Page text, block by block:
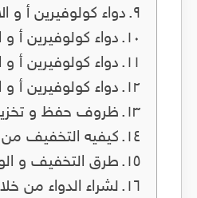
دواء كولوفيرين أ و
دواء كولوفيرين أ و
دواء كولوفيرين أ و
دواء كولوفيرين أ
ظروف حفظ و
كيفيه التخفيف
طرق التخفيف و
لشراء الدواء من